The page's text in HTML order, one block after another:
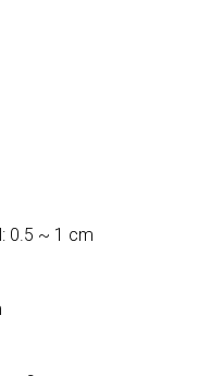
0.5 ~ 1 cm